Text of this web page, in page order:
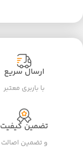
ارسال سریع
با باربری معتبر
تضمین کیفیت
و تضمین اصالت